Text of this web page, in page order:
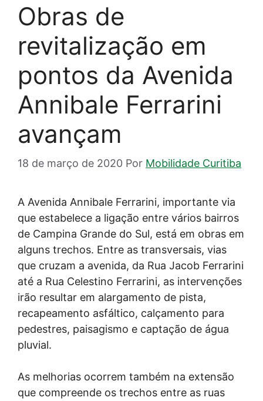
Obras de
revitalização em
pontos da Avenida
Annibale Ferrarini
avançam
18 de março de 2020 Por Mobilidade Curitiba
A Avenida Annibale Ferrarini, importante via
que estabelece a ligação entre vários bairros
de Campina Grande do Sul, está em obras em
alguns trechos. Entre as transversais, vias
que cruzam a avenida, da Rua Jacob Ferrarini
até a Rua Celestino Ferrarini, as intervenções
irão resultar em alargamento de pista,
recapeamento asfáltico, calçamento para
pedestres, paisagismo e captação de água
pluvial.
As melhorias ocorrem também na extensão
que compreende os trechos entre as ruas